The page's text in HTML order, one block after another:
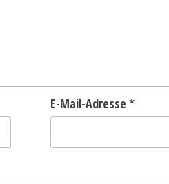
E-Mail-Adresse *